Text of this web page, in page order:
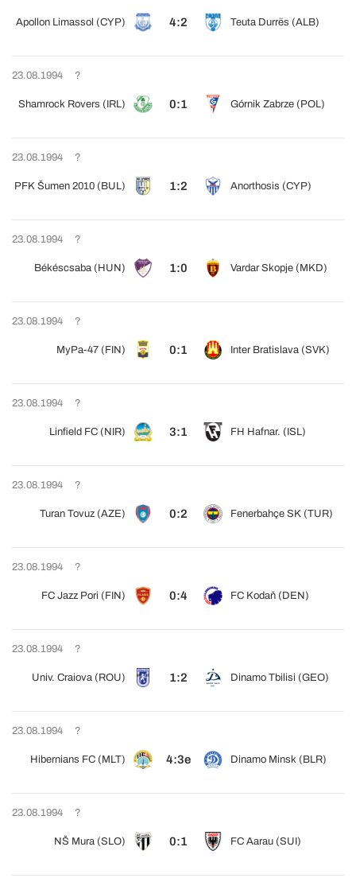
Apollon Limassol (CYP) 4:2 Teuta Durrës (ALB)
23.08.1994 ?
Shamrock Rovers (IRL) 0:1 Górnik Zabrze (POL)
23.08.1994 ?
PFK Šumen 2010 (BUL) 1:2 Anorthosis (CYP)
23.08.1994 ?
Békéscsaba (HUN) 1:0 Vardar Skopje (MKD)
23.08.1994 ?
MyPa-47 (FIN) 0:1 Inter Bratislava (SVK)
23.08.1994 ?
Linfield FC (NIR) 3:1 FH Hafnar. (ISL)
23.08.1994 ?
Turan Tovuz (AZE) 0:2 Fenerbahçe SK (TUR)
23.08.1994 ?
FC Jazz Pori (FIN) 0:4 FC Kodaň (DEN)
23.08.1994 ?
Univ. Craiova (ROU) 1:2 Dinamo Tbilisi (GEO)
23.08.1994 ?
Hibernians FC (MLT) 4:3e Dinamo Minsk (BLR)
23.08.1994 ?
NŠ Mura (SLO) 0:1 FC Aarau (SUI)